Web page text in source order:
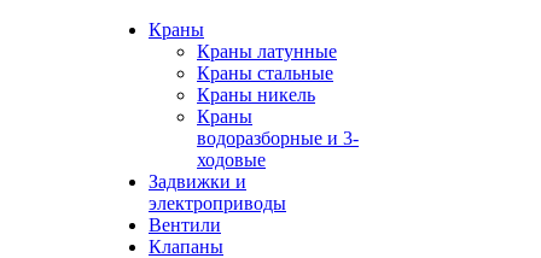
Краны
Краны латунные
Краны стальные
Краны никель
Краны
водоразборные и 3-
ходовые
Задвижки и
электроприводы
Вентили
Клапаны